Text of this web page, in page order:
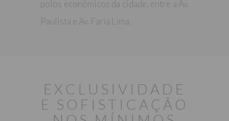
polos econômicos da cidade, entre a Av.
Paulista e Av. Faria Lima.
EXCLUSIVIDADE
E SOFISTICAÇÃO